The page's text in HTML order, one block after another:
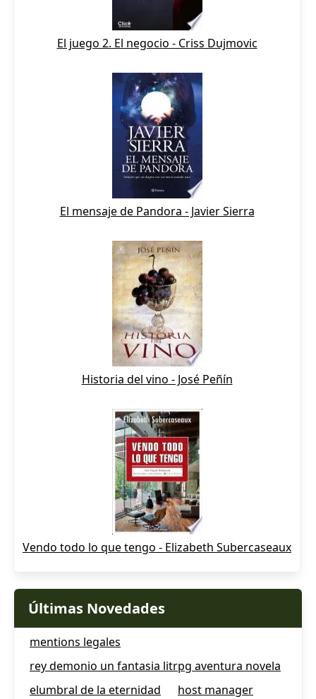
El juego 2. El negocio - Criss Dujmovic
El mensaje de Pandora - Javier Sierra
Historia del vino - José Peñín
Vendo todo lo que tengo - Elizabeth Subercaseaux
Últimas Novedades
mentions legales
rey demonio un fantasia litrpg aventura novela
elumbral de la eternidad
host manager